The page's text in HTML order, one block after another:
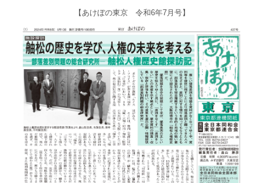
【あけぼの東京 令和6年7月号】